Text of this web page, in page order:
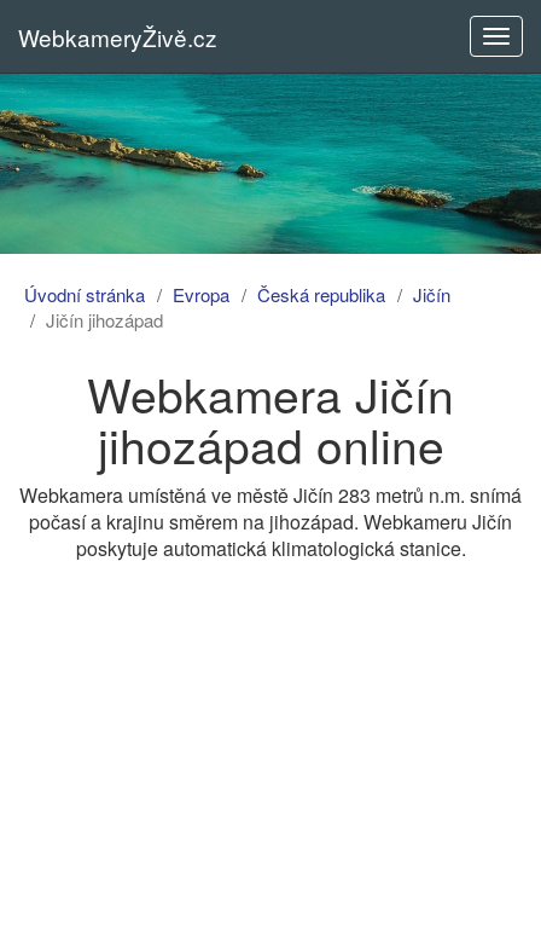
menu
WebkameryŽivě.cz
Úvodní stránka Evropa Česká republika
Jičín
Jičín jihozápad
Webkamera Jičín
jihozápad online
Webkamera umístěná ve městě Jičín 283 metrů n.m. snímá
počasí a krajinu směrem na jihozápad. Webkameru Jičín
poskytuje automatická klimatologická stanice.